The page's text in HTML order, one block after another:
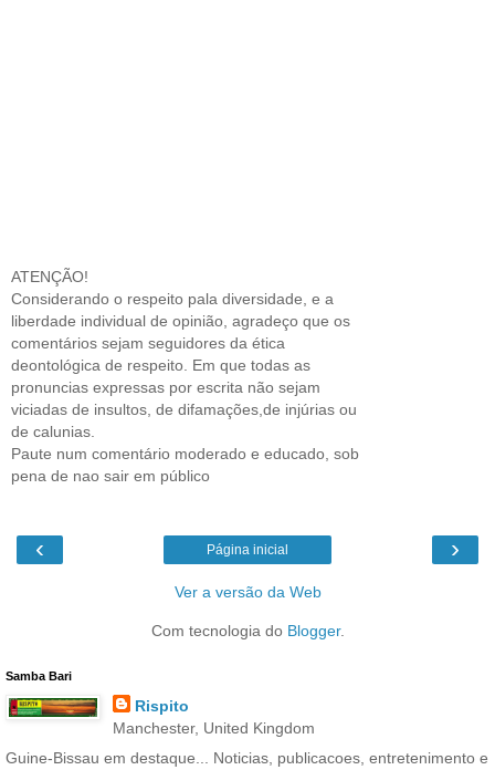
ATENÇÃO!
Considerando o respeito pala diversidade, e a
liberdade individual de opinião, agradeço que os
comentários sejam seguidores da ética
deontológica de respeito. Em que todas as
pronuncias expressas por escrita não sejam
viciadas de insultos, de difamações,de injúrias ou
de calunias.
Paute num comentário moderado e educado, sob
pena de nao sair em público
‹ ›
Página inicial
Ver a versão da Web
Com tecnologia do Blogger.
Samba Bari
Rispito
Manchester, United Kingdom
Guine-Bissau em destaque... Noticias, publicacoes, entretenimento e